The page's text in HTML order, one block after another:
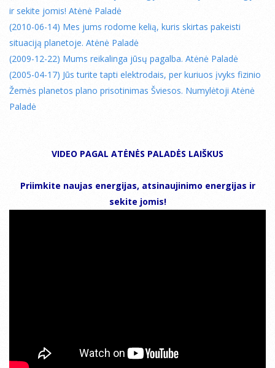
ir sekite jomis! Atėnė Paladė
(2010-06-14) Mes jums rodome kelią, kuris skirtas pakeisti
situaciją planetoje. Atėnė Paladė
(2009-12-22) Mums reikalinga jūsų pagalba. Atėnė Paladė
(2005-04-17) Jūs turite tapti elektrodais, per kuriuos įvyks fizinio
Žemės planetos plano prisotinimas Šviesos. Numylėtoji Atėnė
Paladė
VIDEO PAGAL ATĖNĖS PALADĖS LAIŠKUS
Priimkite naujas energijas, atsinaujinimo energijas ir
sekite jomis!